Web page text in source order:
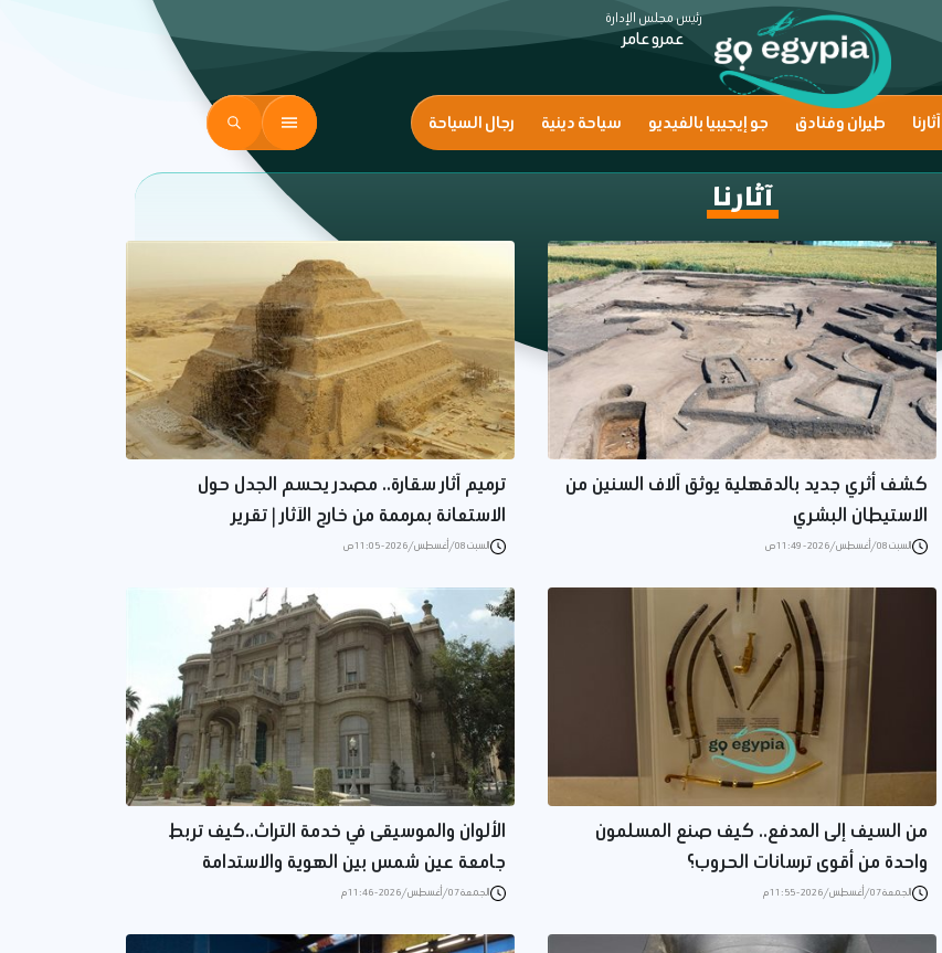
رئيس مجلس الإدارة
عمرو عامر
آثارنا طيران وفنادق جو إيجيبيا بالفيديو سياحة دينية رجال السياحة
آثارنا
كشف أثري جديد بالدقهلية يوثق آلاف السنين من
الاستيطان البشري
السبت 08/أغسطس/2026 - 11:49 ص
ترميم آثار سقارة.. مصدر يحسم الجدل حول
الاستعانة بمرممة من خارج الآثار | تقرير
السبت 08/أغسطس/2026 - 11:05 ص
من السيف إلى المدفع.. كيف صنع المسلمون
واحدة من أقوى ترسانات الحروب؟
الجمعة 07/أغسطس/2026 - 11:55 م
الألوان والموسيقى في خدمة التراث..كيف تربط
جامعة عين شمس بين الهوية والاستدامة
الجمعة 07/أغسطس/2026 - 11:46 م